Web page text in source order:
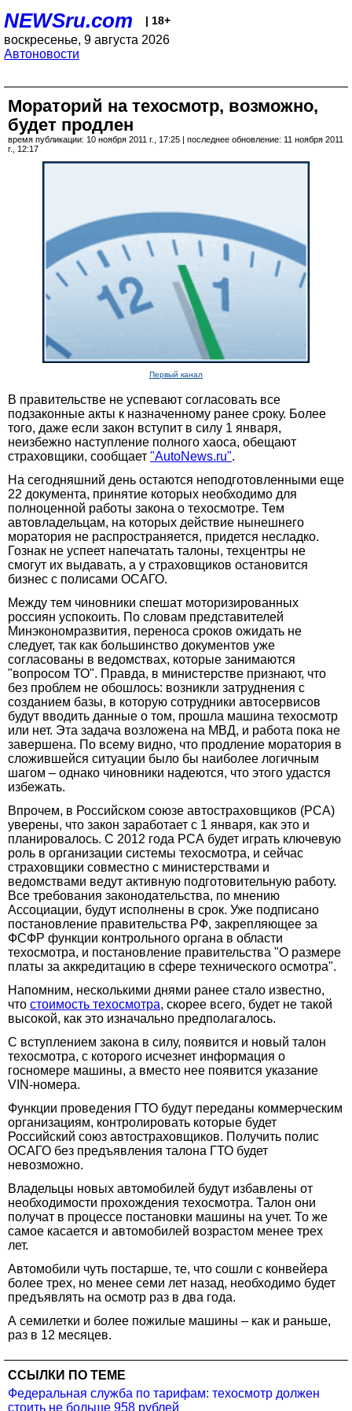
NEWSru.com | 18+
воскресенье, 9 августа 2026
Автоновости
Мораторий на техосмотр, возможно,
будет продлен
время публикации: 10 ноября 2011 г., 17:25 | последнее обновление: 11 ноября 2011
г., 12:17
Первый канал
В правительстве не успевают согласовать все
подзаконные акты к назначенному ранее сроку. Более
того, даже если закон вступит в силу 1 января,
неизбежно наступление полного хаоса, обещают
страховщики, сообщает "AutoNews.ru".
На сегодняшний день остаются неподготовленными еще
22 документа, принятие которых необходимо для
полноценной работы закона о техосмотре. Тем
автовладельцам, на которых действие нынешнего
моратория не распространяется, придется несладко.
Гознак не успеет напечатать талоны, техцентры не
смогут их выдавать, а у страховщиков остановится
бизнес с полисами ОСАГО.
Между тем чиновники спешат моторизированных
россиян успокоить. По словам представителей
Минэкономразвития, переноса сроков ожидать не
следует, так как большинство документов уже
согласованы в ведомствах, которые занимаются
"вопросом ТО". Правда, в министерстве признают, что
без проблем не обошлось: возникли затруднения с
созданием базы, в которую сотрудники автосервисов
будут вводить данные о том, прошла машина техосмотр
или нет. Эта задача возложена на МВД, и работа пока не
завершена. По всему видно, что продление моратория в
сложившейся ситуации было бы наиболее логичным
шагом – однако чиновники надеются, что этого удастся
избежать.
Впрочем, в Российском союзе автостраховщиков (РСА)
уверены, что закон заработает с 1 января, как это и
планировалось. С 2012 года РСА будет играть ключевую
роль в организации системы техосмотра, и сейчас
страховщики совместно с министерствами и
ведомствами ведут активную подготовительную работу.
Все требования законодательства, по мнению
Ассоциации, будут исполнены в срок. Уже подписано
постановление правительства РФ, закрепляющее за
ФСФР функции контрольного органа в области
техосмотра, и постановление правительства "О размере
платы за аккредитацию в сфере технического осмотра".
Напомним, несколькими днями ранее стало известно,
что стоимость техосмотра, скорее всего, будет не такой
высокой, как это изначально предполагалось.
С вступлением закона в силу, появится и новый талон
техосмотра, с которого исчезнет информация о
госномере машины, а вместо нее появится указание
VIN-номера.
Функции проведения ГТО будут переданы коммерческим
организациям, контролировать которые будет
Российский союз автостраховщиков. Получить полис
ОСАГО без предъявления талона ГТО будет
невозможно.
Владельцы новых автомобилей будут избавлены от
необходимости прохождения техосмотра. Талон они
получат в процессе постановки машины на учет. То же
самое касается и автомобилей возрастом менее трех
лет.
Автомобили чуть постарше, те, что сошли с конвейера
более трех, но менее семи лет назад, необходимо будет
предъявлять на осмотр раз в два года.
А семилетки и более пожилые машины – как и раньше,
раз в 12 месяцев.
ССЫЛКИ ПО ТЕМЕ
Федеральная служба по тарифам: техосмотр должен
стоить не больше 958 рублей